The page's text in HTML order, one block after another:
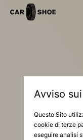
Avviso
Questo Sito
cookie di terze
eseguire analisi